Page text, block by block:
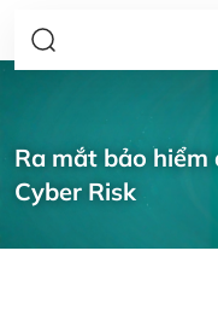
Ra mắt bảo hiểm
Cyber Risk